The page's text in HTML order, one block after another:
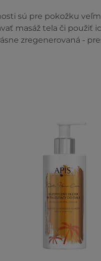
sú pre pokožku
masáž tela či použiť
zregenerovaná -